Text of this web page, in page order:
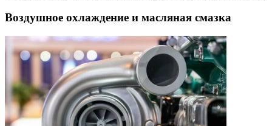
Воздушное охлаждение и масляная смазка